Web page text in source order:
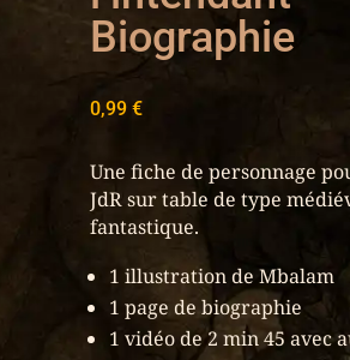
Biographie
0,99 €
Une fiche de personnage
JdR sur table de type
fantastique.
1 illustration de Mbalam
1 page de biographie
1 vidéo de 2 min 45 avec